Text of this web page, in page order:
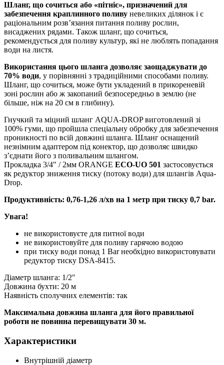
Шланг, що сочиться або «пітніє», призначений для
забезпечення краплинного поливу невеликих ділянок і є
раціональним розв’язання питання поливу рослин,
висаджених рядами. Також шланг, що сочиться,
рекомендується для поливу культур, які не люблять попадання
води на листя.
Використання цього шланга дозволяє заощаджувати до
70% води, у порівнянні з традиційними способами поливу.
Шланг, що сочиться, може бути укладений в прикореневій
зоні рослин або ж закопаний безпосередньо в землю (не
більше, ніж на 20 см в глибину).
Гнучкий та міцний шланг AQUA-DROP виготовлений зі
100% гуми, що пройшла спеціальну обробку для забезпечення
проникності по всій довжині шланга. Шланг оснащений
незнімним адаптером під конектор, що дозволяє швидко
з’єднати його з поливальним шлангом.
Прокладка 3/4″ / 2мм ORANGE ECO-UO 501 застосовується
як редуктор зниження тиску (потоку води) для шлангів Aqua-
Drop.
Продуктивність: 0,76-1,26 л/хв на 1 метр при тиску 0,7 bar.
Увага!
не використовуєте для питної води
не використовуйте для поливу гарячою водою
при тиску води понад 1 Bar необхідно використовувати
редуктор тиску DSA-8415.
Діаметр шланга: 1/2″
Довжина бухти: 20 м
Наявність сполучних елементів: так
Максимальна довжина шланга для його правильної
роботи не повинна перевищувати 30 м.
Характеристики
Внутрішній діаметр